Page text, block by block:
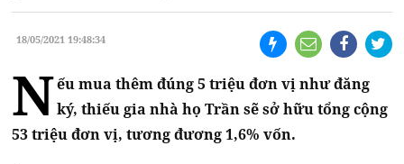
18/05/2021 19:48:34
Nếu mua thêm đúng 5 triệu đơn vị như đăng
ký, thiếu gia nhà họ Trần sẽ sở hữu tổng cộng
53 triệu đơn vị, tương đương 1,6% vốn.